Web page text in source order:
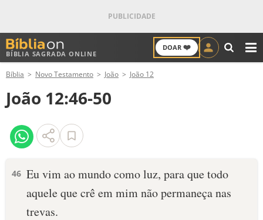
BÍBLIA SAGRADA ONLINE
DOAR ❤️
ANTIGO TESTAMENTO
NOVO TESTAMENTO
VERSÍCULOS
PALAVRA DO DIA
Bíblia Novo Testamento João João 12
João 12:46-50
46 Eu vim ao mundo como luz, para que todo
aquele que crê em mim não permaneça nas
trevas.